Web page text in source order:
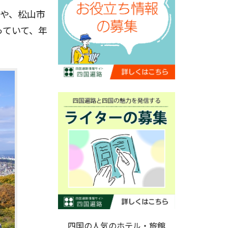
、松山市
いて、年
四国の人気のホテル・旅館